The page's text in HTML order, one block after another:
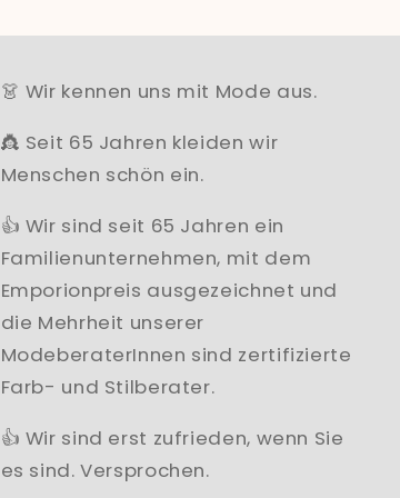
👗 Wir kennen uns mit Mode aus.
👸 Seit 65 Jahren kleiden wir
Menschen schön ein.
👍 Wir sind seit 65 Jahren ein
Familienunternehmen, mit dem
Emporionpreis ausgezeichnet und
die Mehrheit unserer
ModeberaterInnen sind zertifizierte
Farb- und Stilberater.
👍 Wir sind erst zufrieden, wenn Sie
es sind. Versprochen.